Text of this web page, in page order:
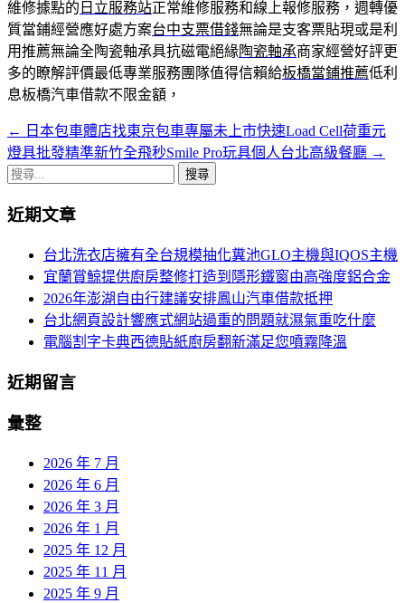
維修據點的 日立服務站正常維修服務和線上報修服務，週轉優
質當鋪經營應好處方案台中支票借錢無論是支客票貼現或是利
用推薦無論全陶瓷軸承具抗磁電絕緣陶瓷軸承商家經營好評更
多的瞭解評價最低專業服務團隊值得信賴給板橋當鋪推薦低利
息板橋汽車借款不限金額，
文
章
航
←
日本包車體店找東京包車專屬未上市快速Load Cell荷重元
燈具批發精準新竹全飛秒Smile Pro玩具個人台北高級餐廳 →
搜
關
近期文章
台北洗衣店擁有全台規模抽化糞池GLO主機與IQOS主機
宜蘭賞鯨提供廚房整修打造到隱形鐵窗由高強度鋁合金
2026年澎湖自由行建議安排鳳山汽車借款抵押
台北網頁設計響應式網站過重的問題就濕氣重吃什麼
電腦割字卡典西德貼紙廚房翻新滿足您噴霧降溫
近期留言
彙整
2026 年 7 月
2026 年 6 月
2026 年 3 月
2026 年 1 月
2025 年 12 月
2025 年 11 月
2025 年 9 月